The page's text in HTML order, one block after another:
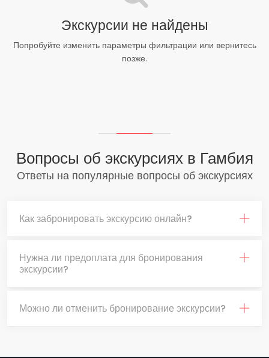
Экскурсии не найдены
Попробуйте изменить параметры фильтрации или вернитесь
позже.
Вопросы об экскурсиях в Гамбия
Ответы на популярные вопросы об экскурсиях
Как забронировать экскурсию онлайн?
Нужна ли предоплата для бронирования
экскурсии?
Можно ли отменить бронирование экскурсии?